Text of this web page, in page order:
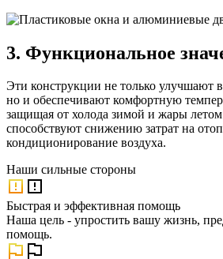
3. Функциональное
Эти конструкции не только улучшают
но и обеспечивают комфортную
защищая от холода зимой и жары
способствуют снижению затрат на
кондиционирование воздуха.
Наши сильные стороны
Быстрая и эффективная помощь
Наша цель - упростить вашу жизнь,
помощь.